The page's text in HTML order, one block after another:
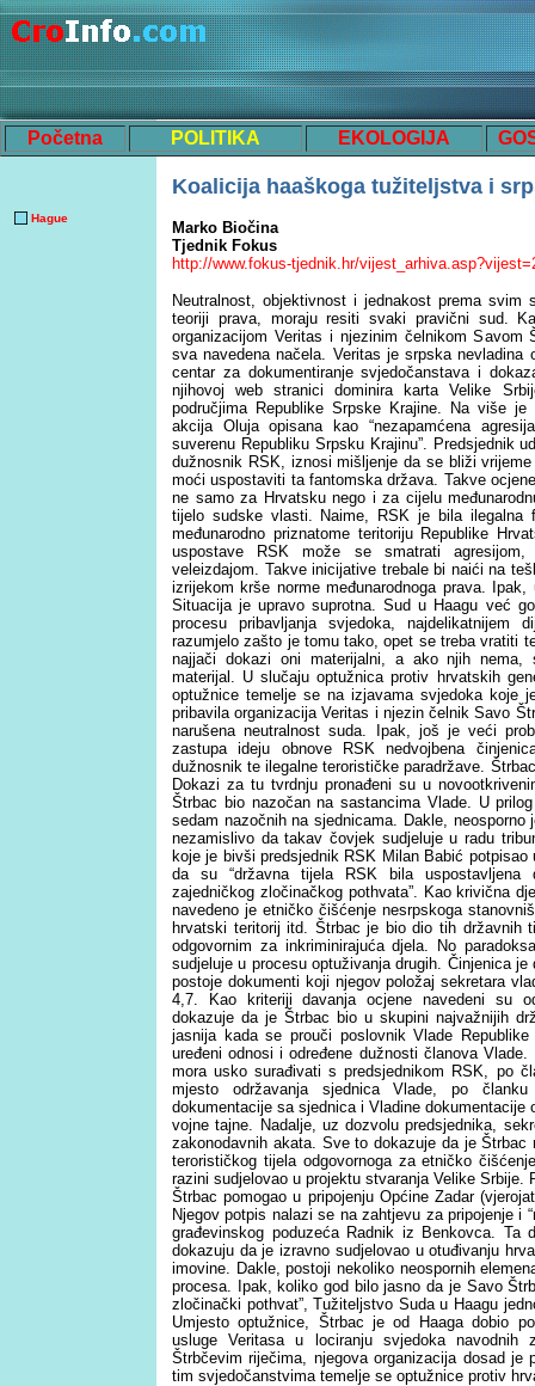
Početna POLITIKA EKOLOGIJA
Hague
Koalicija haaškoga tužiteljstva i
Marko Biočina
Tjednik Fokus
http://www.fokus-tjednik.hr/
Neutralnost, objektivnost i jednakost prema svim
teoriji prava, moraju resiti svaki pravični sud.
organizacijom Veritas i njezinim čelnikom Savom
sva navedena načela. Veritas je srpska
centar za dokumentiranje svjedočanstava i
njihovoj web stranici dominira karta Velike
područjima Republike Srpske Krajine. Na više
akcija Oluja opisana kao “nezapamćena
suverenu Republiku Srpsku Krajinu”. Predsjednik
dužnosnik RSK, iznosi mišljenje da se bliži
moći uspostaviti ta fantomska država. Takve
ne samo za Hrvatsku nego i za cijelu
tijelo sudske vlasti. Naime, RSK je bila ilegalna
međunarodno priznatome teritoriju Republike
uspostave RSK može se smatrati
veleizdajom. Takve inicijative trebale bi naići na
izrijekom krše norme međunarodnoga prava.
Situacija je upravo suprotna. Sud u Haagu već
procesu pribavljanja svjedoka,
razumjelo zašto je tomu tako, opet se treba vratiti
najjači dokazi oni materijalni, a ako njih nema,
materijal. U slučaju optužnica protiv hrvatskih
optužnice temelje se na izjavama svjedoka koje
pribavila organizacija Veritas i njezin čelnik Savo
narušena neutralnost suda. Ipak, još je veći
zastupa ideju obnove RSK nedvojbena
dužnosnik te ilegalne terorističke paradržave.
Dokazi za tu tvrdnju pronađeni su u
Štrbac bio nazočan na sastancima Vlade. U
sedam nazočnih na sjednicama. Dakle,
nezamislivo da takav čovjek sudjeluje u radu
koje je bivši predsjednik RSK Milan Babić
da su “državna tijela RSK bila
zajedničkog zločinačkog pothvata”. Kao krivična
navedeno je etničko čišćenje nesrpskoga
hrvatski teritorij itd. Štrbac je bio dio tih državnih
odgovornim za inkriminirajuća djela. No
sudjeluje u procesu optuživanja drugih. Činjenica
postoje dokumenti koji njegov položaj sekretara
4,7. Kao kriteriji davanja ocjene navedeni su
dokazuje da je Štrbac bio u skupini najvažnijih
jasnija kada se prouči poslovnik Vlade
uređeni odnosi i određene dužnosti članova
mora usko surađivati s predsjednikom RSK, po
mjesto održavanja sjednica Vlade, po
dokumentacije sa sjednica i Vladine
vojne tajne. Nadalje, uz dozvolu predsjednika,
zakonodavnih akata. Sve to dokazuje da je Štrbac
terorističkog tijela odgovornoga za etničko
razini sudjelovao u projektu stvaranja Velike Srbije.
Štrbac pomogao u pripojenju Općine Zadar
Njegov potpis nalazi se na zahtjevu za pripojenje i
građevinskog poduzeća Radnik iz Benkovca. Ta
dokazuju da je izravno sudjelovao u otuđivanju
imovine. Dakle, postoji nekoliko neospornih
procesa. Ipak, koliko god bilo jasno da je Savo
zločinački pothvat”, Tužiteljstvo Suda u Haagu
Umjesto optužnice, Štrbac je od Haaga dobio
usluge Veritasa u lociranju svjedoka navodnih
Štrbčevim riječima, njegova organizacija dosad je
tim svjedočanstvima temelje se optužnice protiv